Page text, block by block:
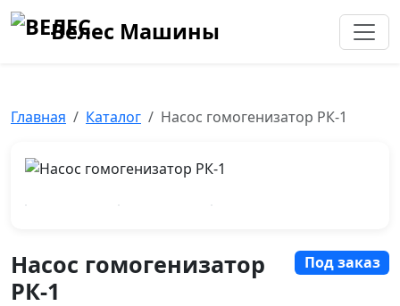
Велес Машины
Главная Каталог Насос гомогенизатор РК-1
Насос гомогенизатор
РК-1
Под заказ